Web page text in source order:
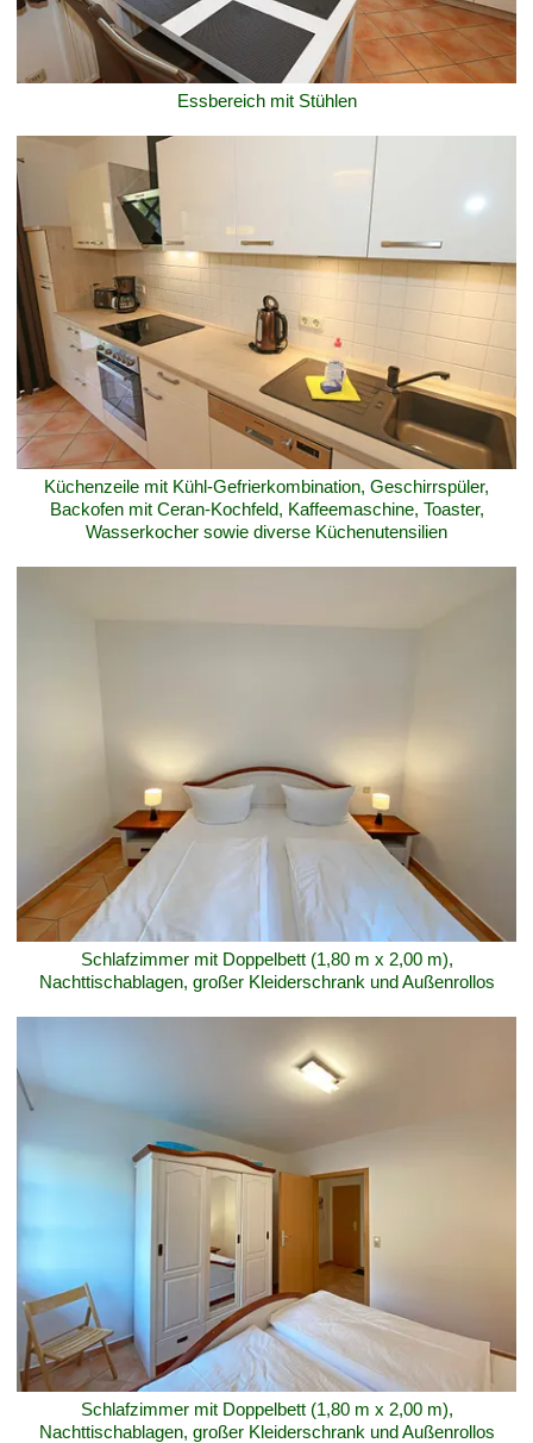
Essbereich mit Stühlen
Küchenzeile mit Kühl-Gefrierkombination, Geschirrspüler,
Backofen mit Ceran-Kochfeld, Kaffeemaschine, Toaster,
Wasserkocher sowie diverse Küchenutensilien
Schlafzimmer mit Doppelbett (1,80 m x 2,00 m),
Nachttischablagen, großer Kleiderschrank und Außenrollos
Schlafzimmer mit Doppelbett (1,80 m x 2,00 m),
Nachttischablagen, großer Kleiderschrank und Außenrollos